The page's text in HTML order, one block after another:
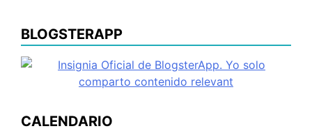
BLOGSTERAPP
CALENDARIO